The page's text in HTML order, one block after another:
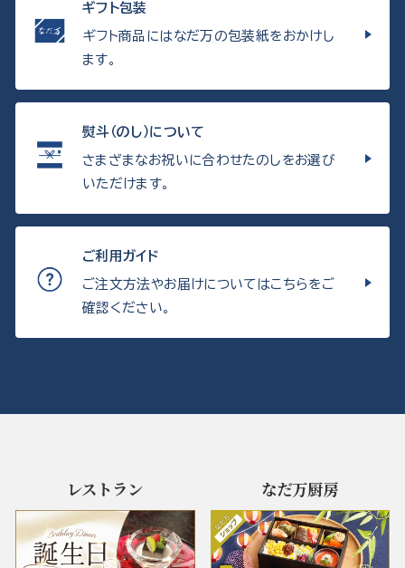
ギフト包装
ギフト商品にはなだ万の包装紙をおかけし
ます。
熨斗（のし）について
さまざまなお祝いに合わせたのしをお選び
いただけます。
ご利用ガイド
ご注文方法やお届けについてはこちらをご
確認ください。
レストラン なだ万厨房